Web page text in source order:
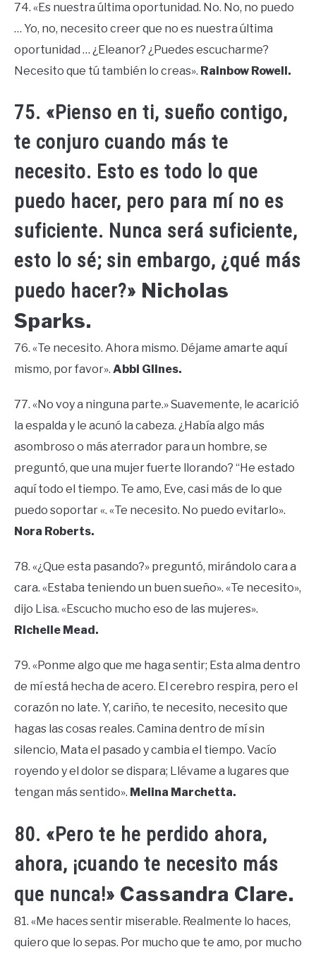
74. «Es nuestra última oportunidad. No. No, no puedo
… Yo, no, necesito creer que no es nuestra última
oportunidad … ¿Eleanor? ¿Puedes escucharme?
Necesito que tú también lo creas». Rainbow Rowell.
75. «Pienso en ti, sueño contigo,
te conjuro cuando más te
necesito. Esto es todo lo que
puedo hacer, pero para mí no es
suficiente. Nunca será suficiente,
esto lo sé; sin embargo, ¿qué más
puedo hacer?» Nicholas
Sparks.
76. «Te necesito. Ahora mismo. Déjame amarte aquí
mismo, por favor». Abbi Glines.
77. «No voy a ninguna parte.» Suavemente, le acarició
la espalda y le acunó la cabeza. ¿Había algo más
asombroso o más aterrador para un hombre, se
preguntó, que una mujer fuerte llorando? “He estado
aquí todo el tiempo. Te amo, Eve, casi más de lo que
puedo soportar «. «Te necesito. No puedo evitarlo».
Nora Roberts.
78. «¿Que esta pasando?» preguntó, mirándolo cara a
cara. «Estaba teniendo un buen sueño». «Te necesito»,
dijo Lisa. «Escucho mucho eso de las mujeres».
Richelle Mead.
79. «Ponme algo que me haga sentir; Esta alma dentro
de mí está hecha de acero. El cerebro respira, pero el
corazón no late. Y, cariño, te necesito, necesito que
hagas las cosas reales. Camina dentro de mí sin
silencio, Mata el pasado y cambia el tiempo. Vacío
royendo y el dolor se dispara; Llévame a lugares que
tengan más sentido». Melina Marchetta.
80. «Pero te he perdido ahora,
ahora, ¡cuando te necesito más
que nunca!» Cassandra Clare.
81. «Me haces sentir miserable. Realmente lo haces,
quiero que lo sepas. Por mucho que te amo, por mucho